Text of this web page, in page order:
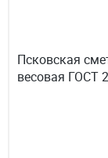
Псковская
весовая ГОСТ